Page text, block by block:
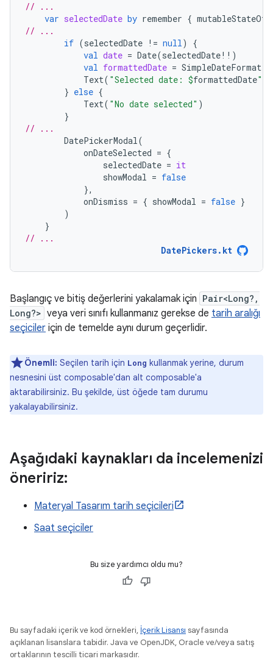
// ...
var selectedDate by remember {
// ...
if (selectedDate != null)
{
val date = Date(selectedDate!! )
val formattedDate = SimpleDateFormat
Text( "Selected date: $formattedDate"
} else {
Text( "No date selected" )
}
// ...
DatePickerModal(
onDateSelected = {
selectedDate = it
showModal = false
},
onDismiss = { showModal = false }
)
}
// ...
DatePickers.kt
Başlangıç ve bitiş değerlerini yakalamak için Pair<Long?,
Long?> veya veri sınıfı kullanmanız gerekse de tarih aralığı
seçiciler için de temelde aynı durum geçerlidir.
Önemli: Seçilen tarih için Long kullanmak yerine, durum
nesnesini üst composable'dan alt composable'a
aktarabilirsiniz. Bu şekilde, üst öğede tam durumu
yakalayabilirsiniz.
Aşağıdaki kaynakları da incelemenizi
öneririz:
Materyal Tasarım tarih seçicileri
Saat seçiciler
Bu size yardımcı oldu mu?
Bu sayfadaki içerik ve kod örnekleri, İçerik Lisansı sayfasında
açıklanan lisanslara tabidir. Java ve OpenJDK, Oracle ve/veya satış
ortaklarının tescilli ticari markasıdır.